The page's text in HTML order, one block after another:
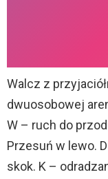
Walcz z
dwuosobowej
W – ruch do
Przesuń w lewo.
skok. K –